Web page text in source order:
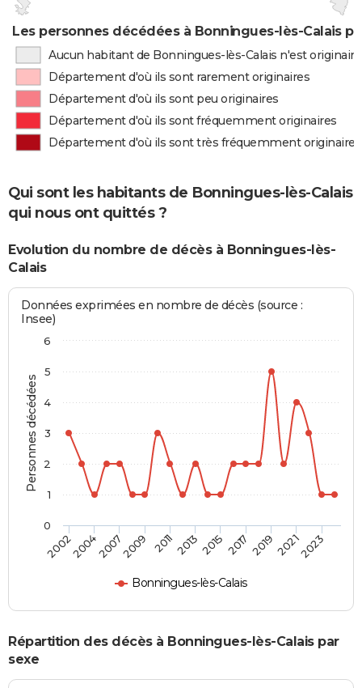
Les personnes décédées à Bonningues-lès-Calais
Aucun habitant de Bonningues-lès-Calais n'est
Département d'où ils sont rarement originaires
Département d'où ils sont peu originaires
Département d'où ils sont fréquemment originaires
Département d'où ils sont très fréquemment originaires
Qui sont les habitants de Bonningues-lès-Calais
qui nous ont quittés ?
Evolution du nombre de décès à Bonningues-lès-
Calais
Personnes décédées
Données exprimées en nombre de décès (source :
Insee)
Bonningues-lès-Calais
2002200420072009 201120132015 2017 201920212023
0
1
2
3
4
5
6
Répartition des décès à Bonningues-lès-Calais par
sexe